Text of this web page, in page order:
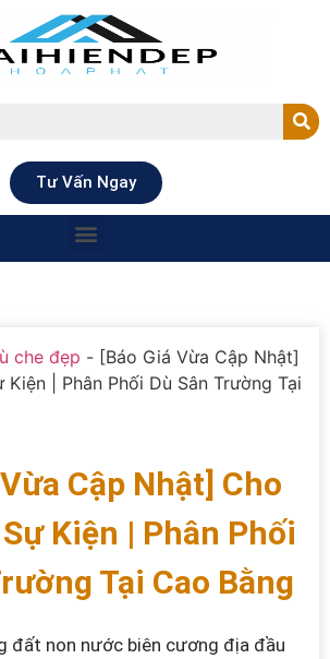
Tư Vấn Ngay
che đẹp - [Báo Giá Vừa Cập Nhật]
Kiện | Phân Phối Dù Sân Trường Tại
Cập Nhật] Cho
Kiện | Phân Phối
Tại Cao Bằng
đất non nước biên cương địa đầu